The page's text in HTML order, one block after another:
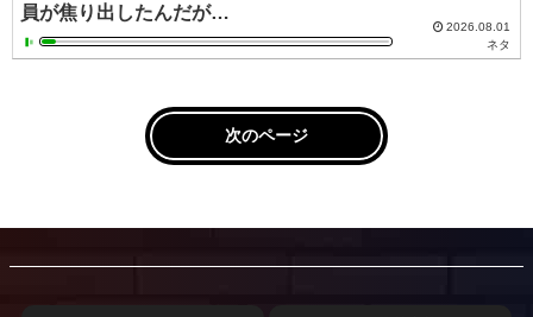
員が焦り出したんだが…
2026.08.01
ネタ
次のページ